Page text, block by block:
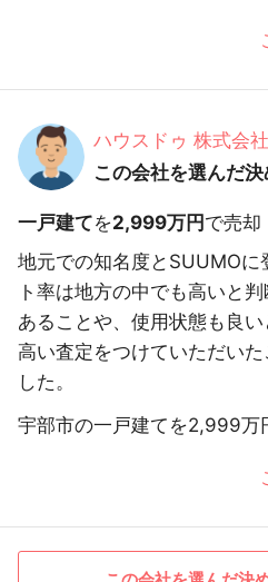
ハウスドゥ 株式会
この会社を選んだ
一戸建てを2,999万円 で売却
地元での知名度とSUUMOに
ト率は地方の中でも高いと
あることや、使用状態も良
高い査定をつけていただい
した。
宇部市の一戸建てを2,999万